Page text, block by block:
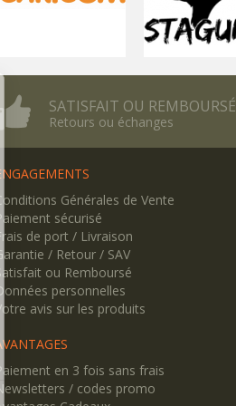
SATISFAIT OU REMBOURSÉ
Retours ou échanges
Générales de Vente
sécurisé
de port / Livraison
/ Retour / SAV
ou Remboursé
personnelles
avis sur les produits
en 3 fois sans frais
/ codes promo